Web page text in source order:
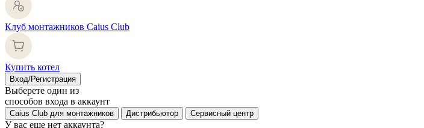
Клуб монтажников Caius Club
Купить котел
Вход/Регистрация
Выберете один из
способов входа в аккаунт
Caius Club для монтажников Дистрибьютор Сервисный центр
У вас еще нет аккаунта?